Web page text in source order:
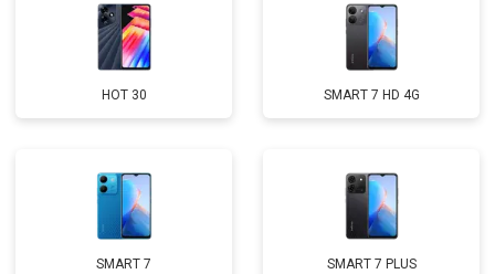
HOT 30 SMART 7 HD 4G
SMART 7 SMART 7 PLUS